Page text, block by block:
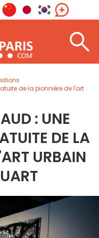
de la pionnière de l'art
: UNE
DE LA
URBAIN